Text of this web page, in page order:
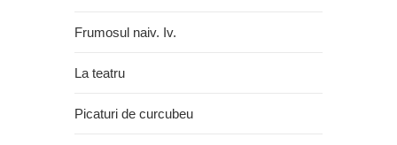
Frumosul naiv. Iv.
La teatru
Picaturi de curcubeu